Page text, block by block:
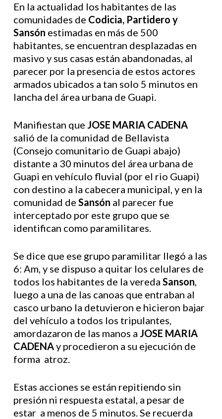
En la actualidad los habitantes de las
comunidades de Codicia, Partidero y
Sansón estimadas en más de 500
habitantes, se encuentran desplazadas en
masivo y sus casas están abandonadas, al
parecer por la presencia de estos actores
armados ubicados a tan solo 5 minutos en
lancha del área urbana de Guapi.
Manifiestan que JOSE MARIA CADENA
salió de la comunidad de Bellavista
(Consejo comunitario de Guapi abajo)
distante a 30 minutos del área urbana de
Guapi en vehículo fluvial (por el rio Guapi)
con destino a la cabecera municipal, y en la
comunidad de Sansón al parecer fue
interceptado por este grupo que se
identifican como paramilitares.
Se dice que ese grupo paramilitar llegó a las
6: Am, y se dispuso a quitar los celulares de
todos los habitantes de la vereda Sanson,
luego a una de las canoas que entraban al
casco urbano la detuvieron e hicieron bajar
del vehículo a todos los tripulantes,
amordazaron de las manos a JOSE MARIA
CADENAy procedieron a su ejecución de
forma atroz.
Estas acciones se están repitiendo sin
presión ni respuesta estatal, a pesar de
estar a menos de 5 minutos. Se recuerda